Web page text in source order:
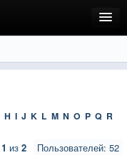
H I J K L M N O P Q R
Пользователей: 52
1 из 2